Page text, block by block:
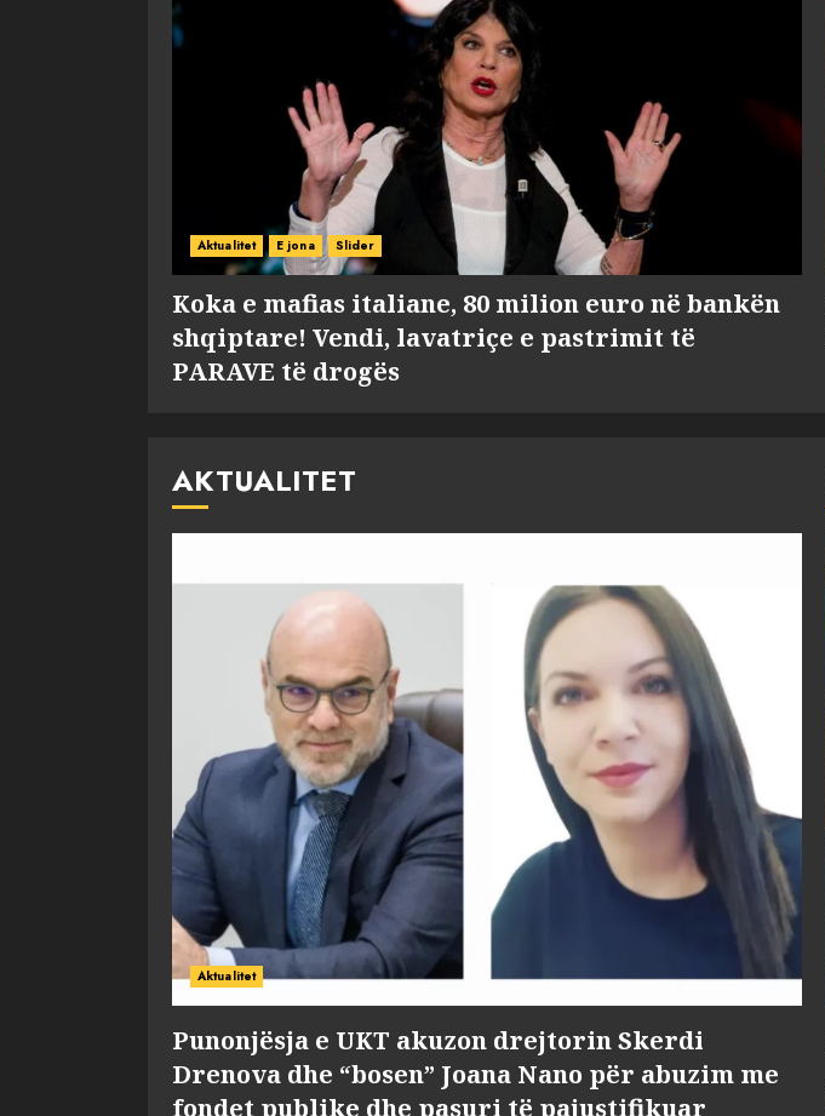
Aktualitet E jona Slider
Koka e mafias italiane, 80 milion euro në bankën
shqiptare! Vendi, lavatriçe e pastrimit të
PARAVE të drogës
AKTUALITET
Aktualitet
Punonjësja e UKT akuzon drejtorin Skerdi
Drenova dhe “bosen” Joana Nano për abuzim me
fondet publike dhe pasuri të pajustifikuar